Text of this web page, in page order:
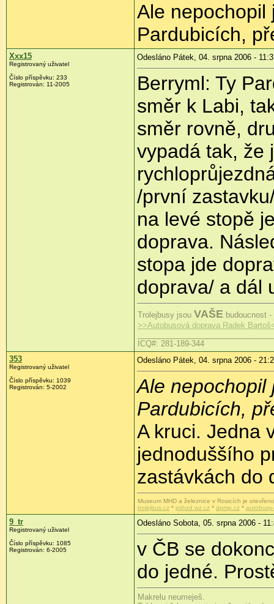
Ale nepochopil
Pardubicích,
Xxx15
Registrovaný uživatel
Číslo příspěvku: 233
Registrován: 11-2005
Odesláno Pátek, 04. srpna 2006 -
Berryml: Ty
směr k Labi,
směr rovně,
vypadá tak, že
/první
na levé stopě
doprava.
stopa jde
doprava/ a dál
Trolejbusy jsou VAŠE budoucnost
>>Autobusová doprava Radek
ICQ#: 281-189-344
353
Registrovaný uživatel
Číslo příspěvku: 1039
Registrován: 5-2002
Odesláno Pátek, 04. srpna 2006 -
Ale nepochopil
Pardubicích,
A kruci. Jedna
jednoduššího
zastávkách do
Museum MHD a železnice v Rosicích je
trolejbus.cz * pshzd.wz.cz * dpmp.cz *
9_tr
Registrovaný uživatel
Číslo příspěvku: 1085
Registrován: 6-2005
Odesláno Sobota, 05. srpna 2006 -
v ČB se
do jedné.
Makrelu neumeješ.